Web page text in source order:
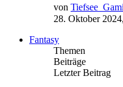
von
28. Oktober
Fantasy
Themen
Beiträge
Letzter Beitrag